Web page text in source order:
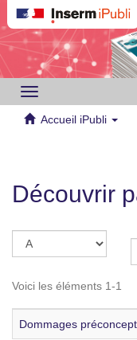
Toggle
navigation
Accueil iPubli
Découvrir
Voici les éléments 1-1
Dommages